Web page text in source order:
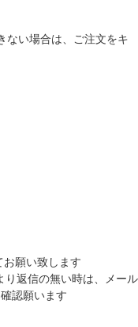
ない場合は、ご注文をキ
お願い致します
り返信の無い時は、メール
認願います